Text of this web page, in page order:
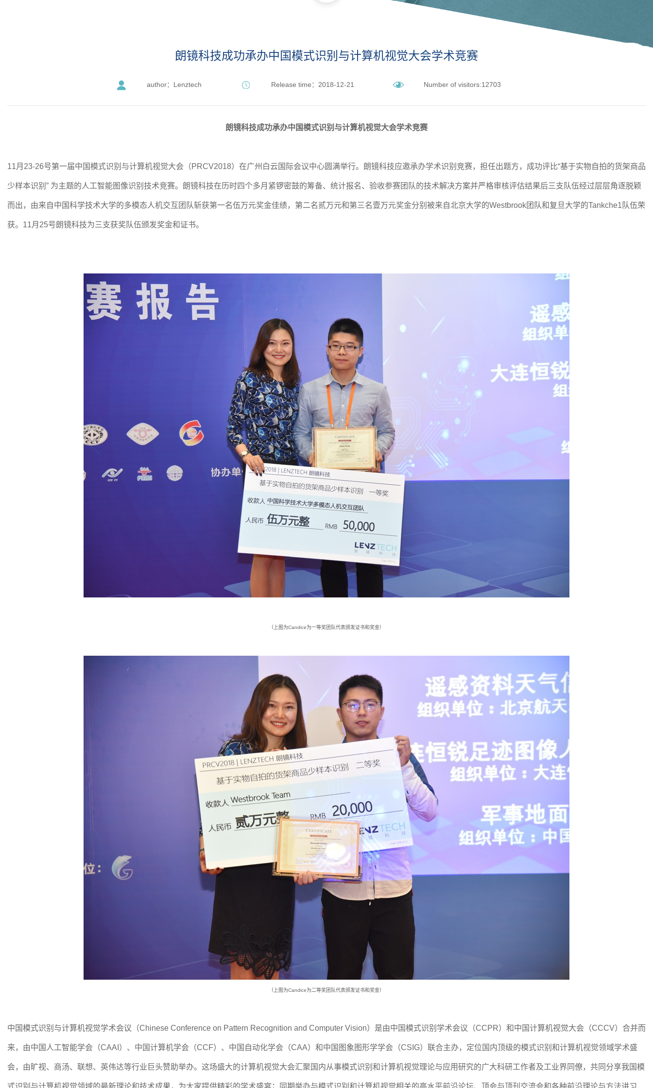
朗镜科技成功承办中国模式识别与计算机视觉大会学术竞赛
author：Lenztech Release time：2018-12-21 Number of visitors:12703
朗镜科技成功承办中国模式识别与计算机视觉大会学术竞赛
11月23-26号第一届中国模式识别与计算机视觉大会（PRCV2018）在广州白云国际会议中心圆满举行。朗镜科技应邀承办学术识别竞赛，担任出题方，成功评比“基于实物自拍的货架商品
少样本识别” 为主题的人工智能图像识别技术竞赛。朗镜科技在历时四个多月紧锣密鼓的筹备、统计报名、验收参赛团队的技术解决方案并严格审核评估结果后三支队伍经过层层角逐脱颖
而出，由来自中国科学技术大学的多模态人机交互团队斩获第一名伍万元奖金佳绩，第二名贰万元和第三名壹万元奖金分别被来自北京大学的Westbrook团队和复旦大学的Tankche1队伍荣
获。11月25号朗镜科技为三支获奖队伍颁发奖金和证书。
（上图为Candice为一等奖团队代表颁发证书和奖金）
（上图为Candice为二等奖团队代表颁发证书和奖金）
中国模式识别与计算机视觉学术会议（Chinese Conference on Pattern Recognition and Computer Vision）是由中国模式识别学术会议（CCPR）和中国计算机视觉大会（CCCV）合并而
来，由中国人工智能学会（CAAI）、中国计算机学会（CCF）、中国自动化学会（CAA）和中国图象图形学学会（CSIG）联合主办，定位国内顶级的模式识别和计算机视觉领域学术盛
会，由旷视、商汤、联想、英伟达等行业巨头赞助举办。这场盛大的计算机视觉大会汇聚国内从事模式识别和计算机视觉理论与应用研究的广大科研工作者及工业界同僚，共同分享我国模
式识别与计算机视觉领域的最新理论和技术成果，为大家提供精彩的学术盛宴；同期举办与模式识别和计算机视觉相关的高水平前沿论坛、顶会与顶刊交流会和各种前沿理论与方法讲习